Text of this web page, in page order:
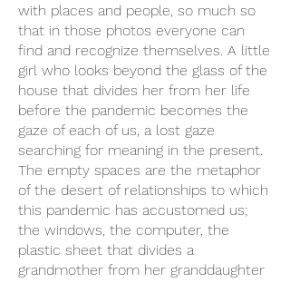
with places and people, so much so
that in those photos everyone can
find and recognize themselves. A little
girl who looks beyond the glass of the
house that divides her from her life
before the pandemic becomes the
gaze of each of us, a lost gaze
searching for meaning in the present.
The empty spaces are the metaphor
of the desert of relationships to which
this pandemic has accustomed us;
the windows, the computer, the
plastic sheet that divides a
grandmother from her granddaughter